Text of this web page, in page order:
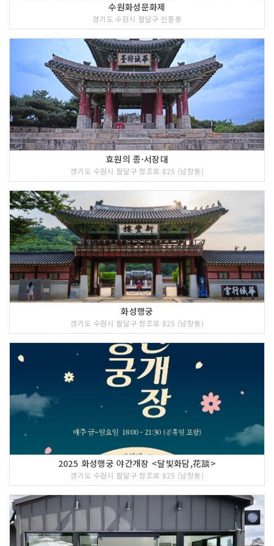
수원화성문화제
경기도 수원시 팔달구 신풍동
효원의 종·서장대
경기도 수원시 팔달구 정조로 825 (남창동)
화성행궁
경기도 수원시 팔달구 정조로 825 (남창동)
2025 화성행궁 야간개장 <달빛화담,花談>
경기도 수원시 팔달구 정조로 825 (남창동)